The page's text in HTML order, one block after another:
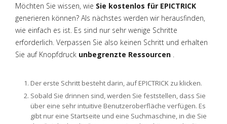
Möchten Sie wissen, wie Sie kostenlos für EPICTRICK
generieren können? Als nächstes werden wir herausfinden,
wie einfach es ist. Es sind nur sehr wenige Schritte
erforderlich. Verpassen Sie also keinen Schritt und erhalten
Sie auf Knopfdruck unbegrenzte Ressourcen .
Der erste Schritt besteht darin, auf EPICTRICK zu klicken.
Sobald Sie drinnen sind, werden Sie feststellen, dass Sie
über eine sehr intuitive Benutzeroberfläche verfügen. Es
gibt nur eine Startseite und eine Suchmaschine, in die Sie